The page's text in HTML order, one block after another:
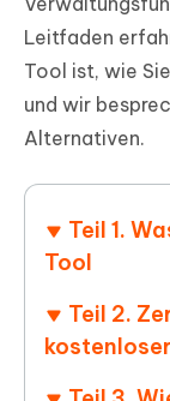
Leitfaden
Tool ist, wie
und wir
Alternativen.
Teil 1.
Tool
Teil 2.